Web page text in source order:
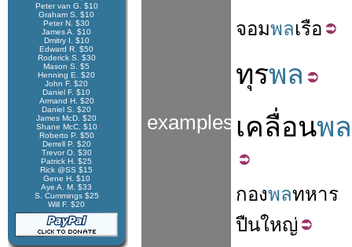
Peter van G. $10
Graham S. $10
Peter N. $30
James A. $10
Dmitry I. $10
Edward R. $50
Roderick S. $30
Mason S. $5
Henning E. $20
John F. $20
Daniel F. $10
Armand H. $20
Daniel S. $20
James McD. $20
Shane McC. $10
Roberto P. $50
Derrell P. $20
Trevor O. $30
Patrick H. $25
Rick @SS $15
Gene H. $10
Aye A. M. $33
S. Cummings $25
Will F. $20
examples
จอมพลเรือ
ทุรพล
เคลื่อนพล
กองพลทหาร
ปืนใหญ่